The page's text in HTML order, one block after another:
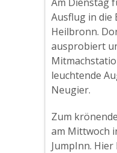
Ausflug in die
Heilbronn.
ausprobiert
leuchtende
Neugier.
Zum
am Mittwoch
JumpInn.